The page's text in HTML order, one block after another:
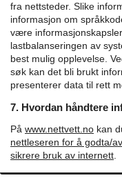
fra nettsteder. Slike
informasjon om
være
lastbalanseringen av
best mulig opplevelse.
søk kan det bli brukt
presenterer data til rett
7. Hvordan håndtere
På www.nettvett.no kan
nettleseren for å godta/
sikrere bruk av internett.